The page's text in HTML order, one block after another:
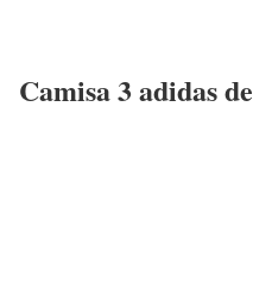
Camisa 3 adidas